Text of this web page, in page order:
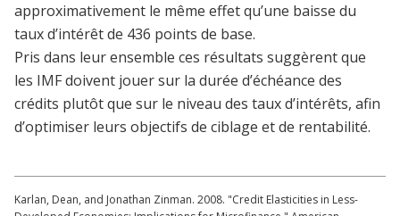
approximativement le même effet qu’une baisse du
taux d’intérêt de 436 points de base.
Pris dans leur ensemble ces résultats suggèrent que
les IMF doivent jouer sur la durée d’échéance des
crédits plutôt que sur le niveau des taux d’intérêts, afin
d’optimiser leurs objectifs de ciblage et de rentabilité.
Karlan, Dean, and Jonathan Zinman. 2008. "Credit Elasticities in Less-